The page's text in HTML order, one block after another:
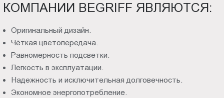
КОМПАНИИ BEGRIFF ЯВЛЯЮТСЯ:
Оригинальный дизайн.
Чёткая цветопередача.
Равномерность подсветки.
Легкость в эксплуатации.
Надежность и исключительная долговечность.
Экономное энергопотребление.